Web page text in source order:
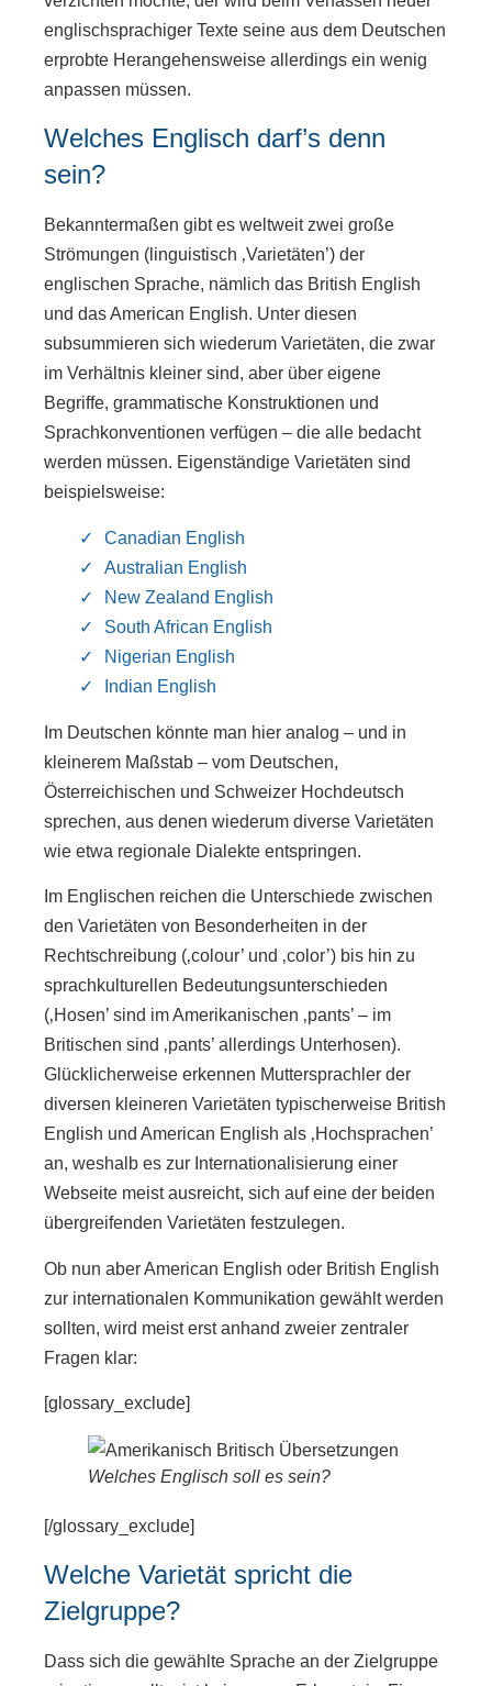
englischsprachiger Texte seine aus dem Deutschen
erprobte Herangehensweise allerdings ein wenig
anpassen müssen.
Welches Englisch darf’s denn
sein?
Bekanntermaßen gibt es weltweit zwei große
Strömungen (linguistisch ‚Varietäten’) der
englischen Sprache, nämlich das British English
und das American English. Unter diesen
subsummieren sich wiederum Varietäten, die zwar
im Verhältnis kleiner sind, aber über eigene
Begriffe, grammatische Konstruktionen und
Sprachkonventionen verfügen – die alle bedacht
werden müssen. Eigenständige Varietäten sind
beispielsweise:
Canadian English
Australian English
New Zealand English
South African English
Nigerian English
Indian English
Im Deutschen könnte man hier analog – und in
kleinerem Maßstab – vom Deutschen,
Österreichischen und Schweizer Hochdeutsch
sprechen, aus denen wiederum diverse Varietäten
wie etwa regionale Dialekte entspringen.
Im Englischen reichen die Unterschiede zwischen
den Varietäten von Besonderheiten in der
Rechtschreibung (‚colour’ und ‚color’) bis hin zu
sprachkulturellen Bedeutungsunterschieden
(‚Hosen’ sind im Amerikanischen ‚pants’ – im
Britischen sind ‚pants’ allerdings Unterhosen).
Glücklicherweise erkennen Muttersprachler der
diversen kleineren Varietäten typischerweise British
English und American English als ‚Hochsprachen’
an, weshalb es zur Internationalisierung einer
Webseite meist ausreicht, sich auf eine der beiden
übergreifenden Varietäten festzulegen.
Ob nun aber American English oder British English
zur internationalen Kommunikation gewählt werden
sollten, wird meist erst anhand zweier zentraler
Fragen klar:
[glossary_exclude]
Welches Englisch soll es sein?
[/glossary_exclude]
Welche Varietät spricht die
Zielgruppe?
Dass sich die gewählte Sprache an der Zielgruppe